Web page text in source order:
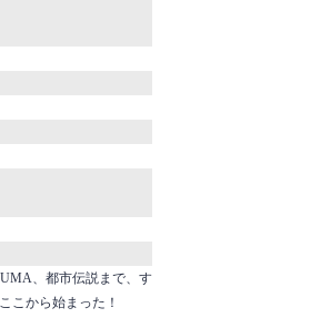
、都市伝説まで、す
こから始まった！